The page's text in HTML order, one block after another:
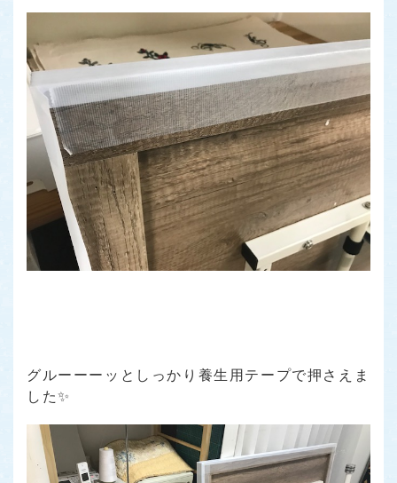
グルーーーッとしっかり養生用テープで押さえま
した✨